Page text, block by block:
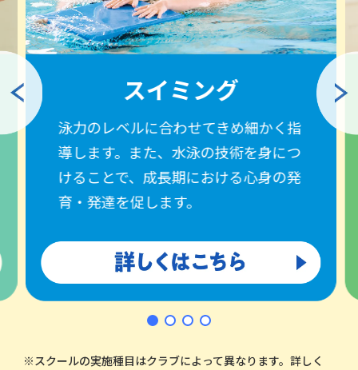
スイミング
泳力のレベルに合わせてきめ細かく指
導します。また、水泳の技術を身につ
けることで、成長期における心身の発
育・発達を促します。
※スクールの実施種目はクラブによって異なります。詳しく